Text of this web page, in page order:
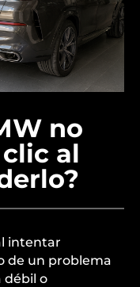
no
al
intentar
de un problema
débil o